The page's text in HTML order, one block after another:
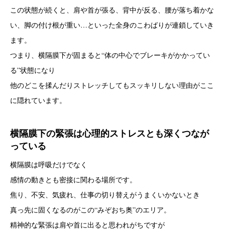
この状態が続くと、肩や首が張る、背中が反る、腰が落ち着かな
い、脚の付け根が重い…といった全身のこわばりが連鎖していき
ます。
つまり、横隔膜下が固まると“体の中心でブレーキがかかってい
る”状態になり
他のどこを揉んだりストレッチしてもスッキリしない理由がここ
に隠れています。
横隔膜下の緊張は心理的ストレスとも深くつなが
っている
横隔膜は呼吸だけでなく
感情の動きとも密接に関わる場所です。
焦り、不安、気疲れ、仕事の切り替えがうまくいかないとき
真っ先に固くなるのがこの“みぞおち奥”のエリア。
精神的な緊張は肩や首に出ると思われがちですが